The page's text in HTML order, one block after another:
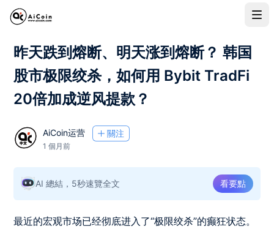
昨天跌到熔断、明天涨到熔断？ 韩国
股市极限绞杀，如何用 Bybit TradFi
20倍加成逆风提款？
AiCoin运营 關注
1 個月前
AI 總結，5秒速覽全文 看要點
最近的宏观市场已经彻底进入了“极限绞杀”的癫狂状态。